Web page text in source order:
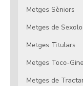
Metges Sèniors
Metges de
Metges Titulars
Metges Toco-
Metges de